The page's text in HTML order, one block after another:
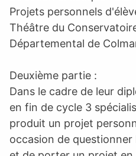
Projets personnels
Théâtre du
Départemental de
Deuxième partie :
Dans le cadre de leur
en fin de cycle 3
produit un projet
occasion de